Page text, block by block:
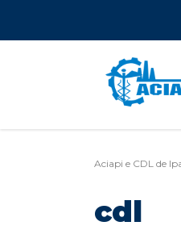
Aciapi e CDL de
cdl